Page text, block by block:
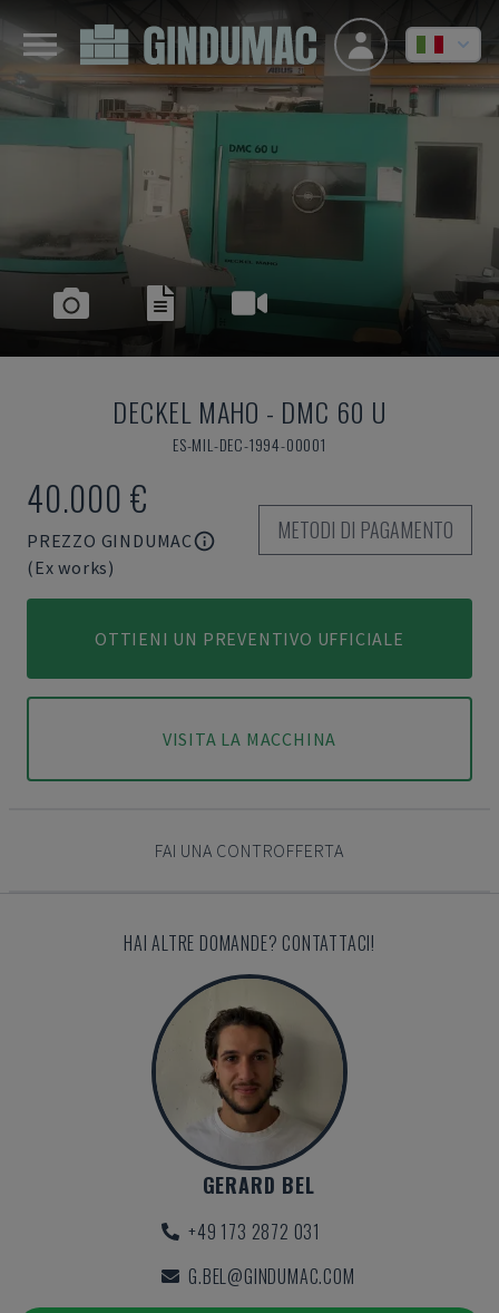
DECKEL MAHO - DMC 60 U
ES-MIL-DEC-1994-00001
40.000 €
PREZZO GINDUMAC
(Ex works)
METODI DI PAGAMENTO
OTTIENI UN PREVENTIVO UFFICIALE
VISITA LA MACCHINA
FAI UNA CONTROFFERTA
HAI ALTRE DOMANDE? CONTATTACI!
GERARD BEL
+49 173 2872 031
G.BEL@GINDUMAC.COM